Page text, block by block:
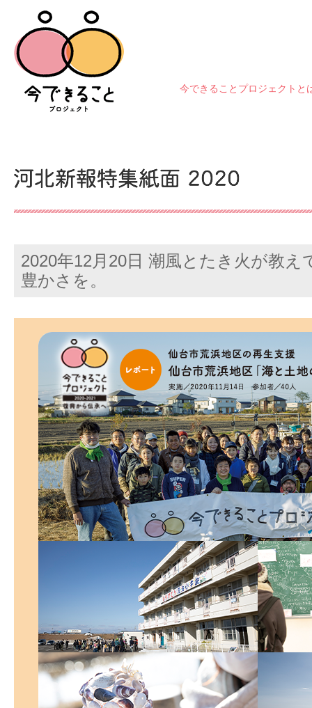
今できることプロジェクトと
2020年12月20日 潮風とたき火が教
豊かさを。